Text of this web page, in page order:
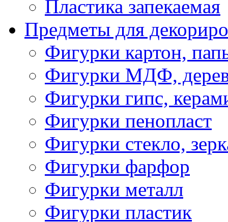
Пластика запекаемая
Предметы для
Фигурки картон,
Фигурки МДФ,
Фигурки гипс,
Фигурки пенопласт
Фигурки стекло,
Фигурки фарфор
Фигурки металл
Фигурки пластик